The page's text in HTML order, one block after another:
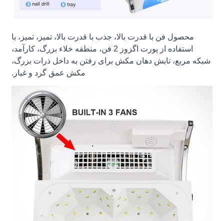
محصول فن با قدرت بالا، جذب با قدرت بالا، تمیز، تمیز، با
استفاده از پورت اگزوز 2 فن، منطقه خلاء بزرگ، کارآمد،
شبکه مربع، تابش دهان مکش برای رفتن به داخل ذرات بزرگ،
مکش عمق گرد و غبار.